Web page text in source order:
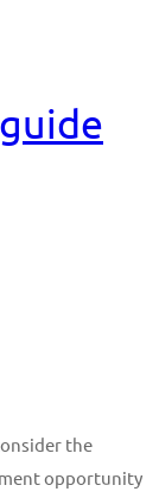
the
opportunity